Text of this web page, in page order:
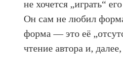
не хочется „играть“
Он сам не любил
форма — это её
чтение автора и,